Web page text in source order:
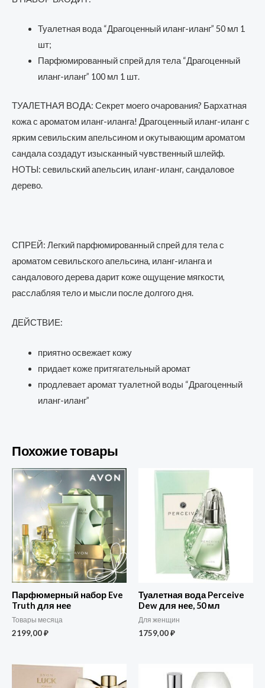
Туалетная вода “Драгоценный иланг-иланг” 50 мл 1
шт;
Парфюмированный спрей для тела “Драгоценный
иланг-иланг” 100 мл 1 шт.
ТУАЛЕТНАЯ ВОДА: Секрет моего очарования? Бархатная
кожа с ароматом иланг-иланга! Драгоценный иланг-иланг с
ярким севильским апельсином и окутывающим ароматом
сандала создадут изысканный чувственный шлейф.
НОТЫ: севильский апельсин, иланг-иланг, сандаловое
дерево.
СПРЕЙ: Легкий парфюмированный спрей для тела с
ароматом севильского апельсина, иланг-иланга и
сандалового дерева дарит коже ощущение мягкости,
расслабляя тело и мысли после долгого дня.
ДЕЙСТВИЕ:
приятно освежает кожу
придает коже притягательный аромат
продлевает аромат туалетной воды “Драгоценный
иланг-иланг”
Похожие товары
Парфюмерный набор Eve
Truth для нее
Товары месяца
2199,00₽
Туалетная вода Perceive
Dew для нее, 50 мл
Для женщин
1759,00₽